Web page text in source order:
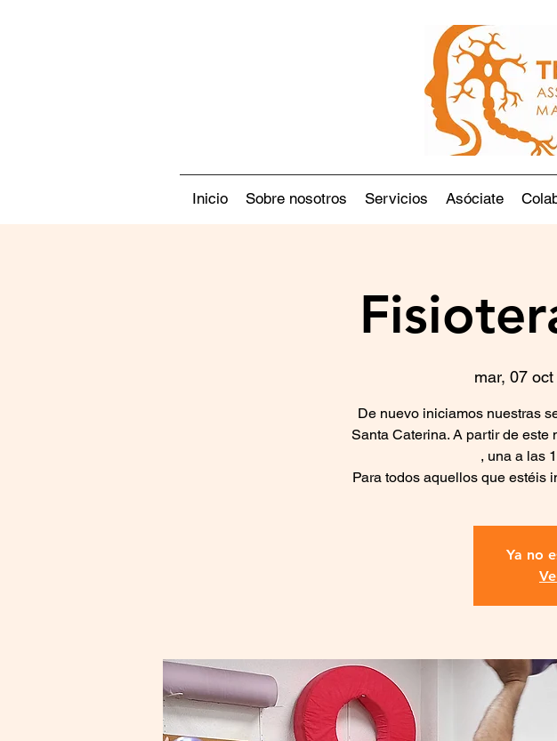
Inicio Sobre nosotros Servicios Asóciate
mar, 07 oct
De nuevo iniciamos nuestras
Santa Caterina. A partir de
, una a las
Para todos aquellos que estéis
Ya no